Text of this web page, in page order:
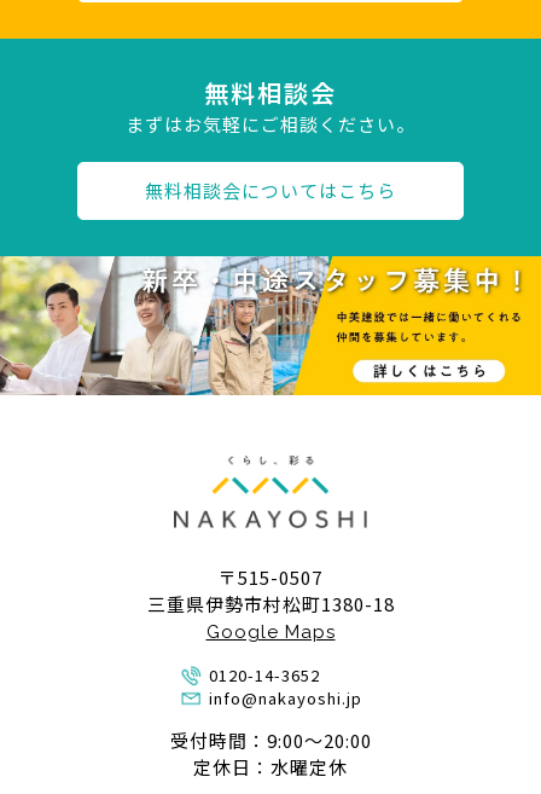
無料相談会
まずはお気軽にご相談ください。
無料相談会についてはこちら
〒515-0507
三重県伊勢市村松町1380-18
Google Maps
0120-14-3652
info@nakayoshi.jp
受付時間：9:00〜20:00
定休日：水曜定休